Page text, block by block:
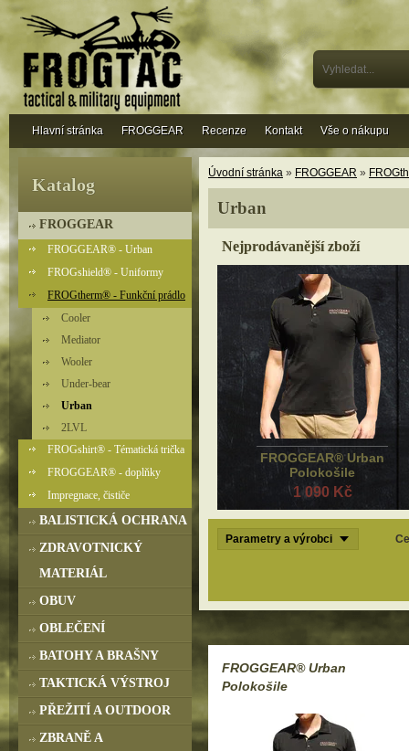
Úvodní stránka » FROGGEAR »
Urban
Nejprodávanější zboží
FROGGEAR® Urban
Polokošile
1 090 Kč
Parametry a výrobci
FROGGEAR® Urban
Polokošile
Katalog
FROGGEAR
FROGGEAR® - Urban
FROGshield® - Uniformy
FROGtherm® - Funkční prádlo
Cooler
Mediator
Wooler
Under-bear
Urban
2LVL
FROGshirt® - Tématická trička
FROGGEAR® - doplňky
Impregnace, čističe
BALISTICKÁ OCHRANA
ZDRAVOTNICKÝ
MATERIÁL
OBUV
OBLEČENÍ
BATOHY A BRAŠNY
TAKTICKÁ VÝSTROJ
PŘEŽITÍ A OUTDOOR
ZBRANĚ A
Hlavní stránka FROGGEAR Recenze Kontakt Vše o nákupu